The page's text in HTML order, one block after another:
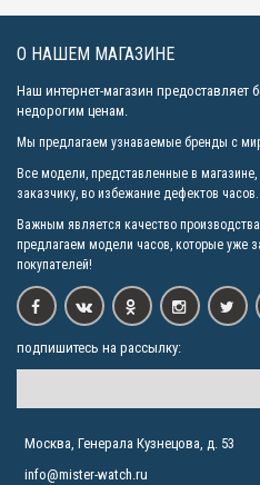
О НАШЕМ МАГАЗИНЕ
Наш интернет-магазин предоставляет
недорогим ценам.
Мы предлагаем узнаваемые бренды с
Все модели, представленные в
заказчику, во избежание дефектов часов.
Важным является качество
предлагаем модели часов, которые уже
покупателей!
подпишитесь на рассылку:
Москва, Генерала Кузнецова, д. 53
info@mister-watch.ru